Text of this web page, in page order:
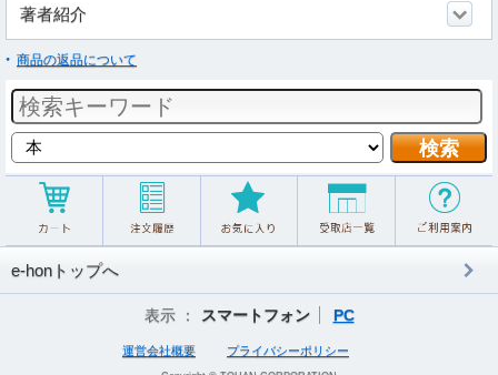
著者紹介
商品の返品について
e-honトップへ
表示 ： スマートフォン PC
運営会社概要 プライバシーポリシー